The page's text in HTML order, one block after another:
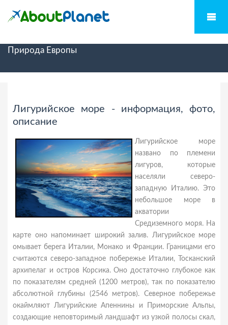
Природа Европы
Лигурийское море - информация, фото,
описание
Лигурийское море
названо по племени
лигуров, которые
населяли северо-
западную Италию. Это
небольшое море в
акватории
Средиземного моря. На
карте оно напоминает широкий залив. Лигурийское море
омывает берега Италии, Монако и Франции. Границами его
считаются северо-западное побережье Италии, Тосканский
архипелаг и остров Корсика. Оно достаточно глубокое как
по показателям средней (1200 метров), так по показателю
абсолютной глубины (2546 метров). Северное побережье
окаймляют Лигурийские Апеннины и Приморские Альпы,
создающие неповторимый ландшафт из узкой полосы скал,